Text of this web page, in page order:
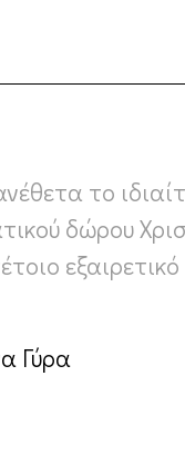
το
δώρου
Γύρα